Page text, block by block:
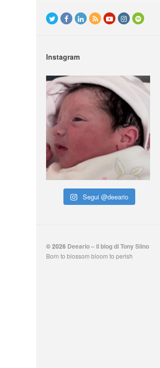
Instagram
Segui @deeario
© 2026 Deeario – il blog di Tony Siino
Born to blossom bloom to perish